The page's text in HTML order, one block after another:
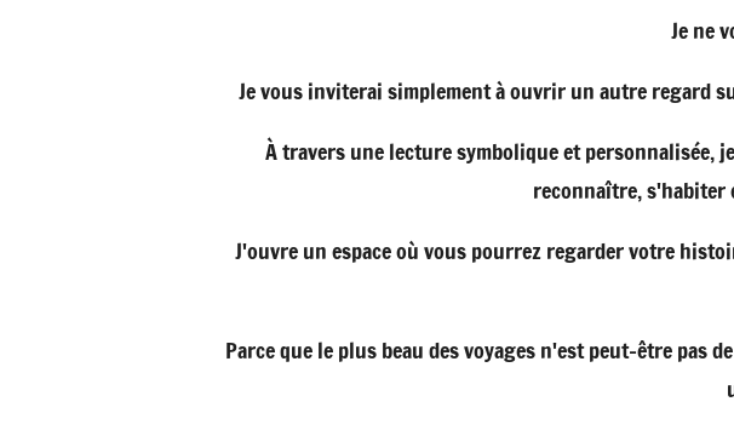
Je ne
Je vous inviterai simplement à ouvrir un autre regard
À travers une lecture symbolique et personnalisée,
reconnaître, s'habiter
J'ouvre un espace où vous pourrez regarder votre
Parce que le plus beau des voyages n'est peut-être pas